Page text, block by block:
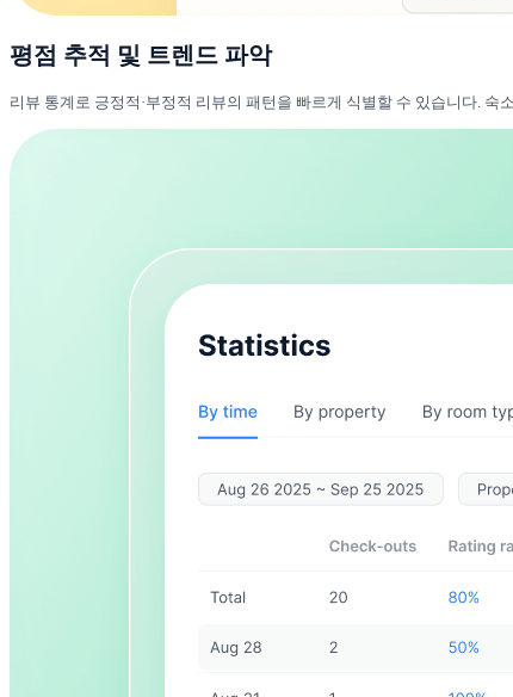
평점 추적 및 트렌드 파악
리뷰 통계로 긍정적·부정적 리뷰의 패턴을 빠르게 식별할 수 있습니다. 숙